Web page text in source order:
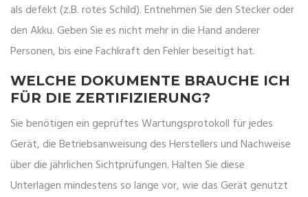
als defekt (z.B. rotes Schild). Entnehmen Sie den Stecker oder
den Akku. Geben Sie es nicht mehr in die Hand anderer
Personen, bis eine Fachkraft den Fehler beseitigt hat.
WELCHE DOKUMENTE BRAUCHE ICH
FÜR DIE ZERTIFIZIERUNG?
Sie benötigen ein geprüftes Wartungsprotokoll für jedes
Gerät, die Betriebsanweisung des Herstellers und Nachweise
über die jährlichen Sichtprüfungen. Halten Sie diese
Unterlagen mindestens so lange vor, wie das Gerät genutzt